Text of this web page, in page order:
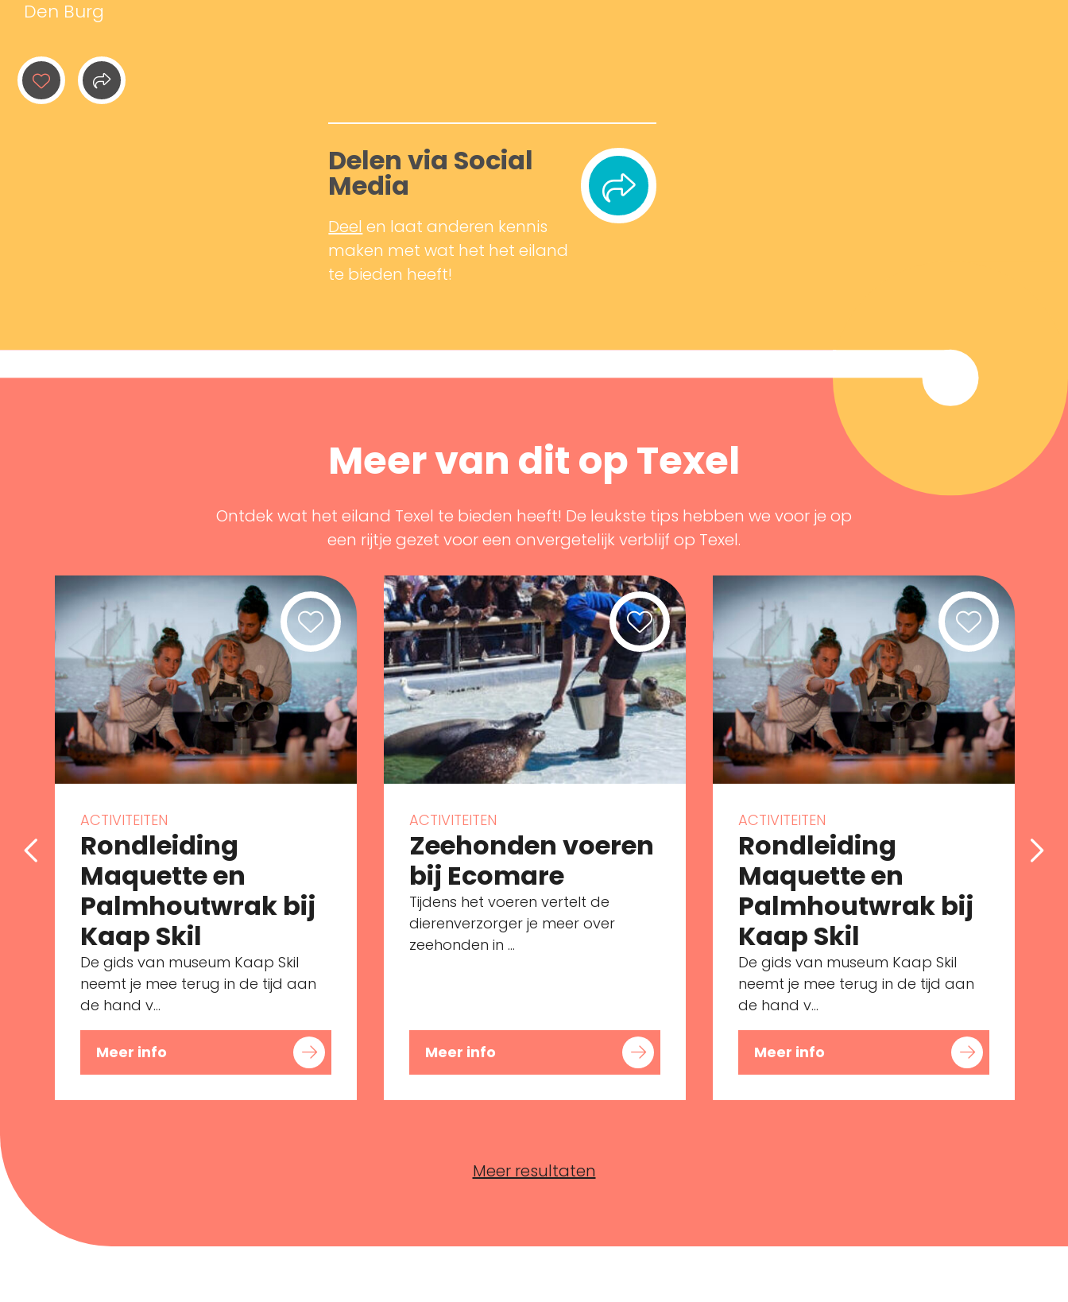
Den Burg
Delen via Social
Media
Deel en laat anderen kennis
maken met wat het het eiland
te bieden heeft!
Meer van dit op Texel
Ontdek wat het eiland Texel te bieden heeft! De leukste tips hebben we voor je op
een rijtje gezet voor een onvergetelijk verblijf op Texel.
ACTIVITEITEN
Rondleiding
Maquette en
Palmhoutwrak bij
Kaap Skil
De gids van museum Kaap Skil
neemt je mee terug in de tijd aan
de hand v...
Meer info
ACTIVITEITEN
Zeehonden voeren
bij Ecomare
Tijdens het voeren vertelt de
dierenverzorger je meer over
zeehonden in ...
Meer info
ACTIVITEITEN
Rondleiding
Maquette en
Palmhoutwrak bij
Kaap Skil
De gids van museum Kaap Skil
neemt je mee terug in de tijd aan
de hand v...
Meer info
Meer resultaten